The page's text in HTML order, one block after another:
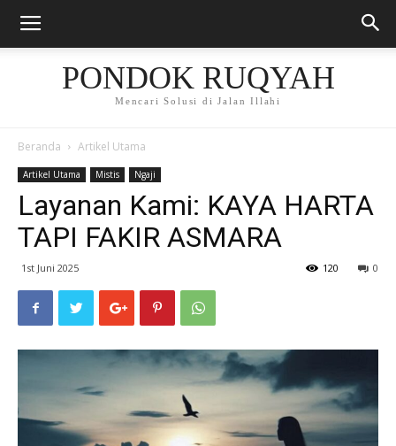
PONDOK RUQYAH
Mencari Solusi di Jalan Illahi
Beranda Artikel Utama
Artikel Utama Mistis Ngaji
Layanan Kami: KAYA HARTA
TAPI FAKIR ASMARA
1st Juni 2025 0
120